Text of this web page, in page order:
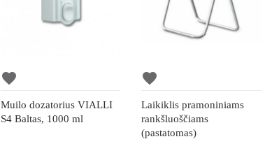
favorite
Muilo dozatorius VIALLI
S4 Baltas, 1000 ml
favorite
Laikiklis pramoniniams
rankšluoščiams
(pastatomas)